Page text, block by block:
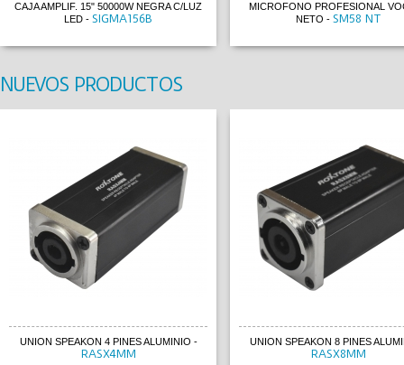
CAJA AMPLIF. 15" 50000W NEGRA C/LUZ
LED - SIGMA156B
MICROFONO PROFESIONAL
NETO - SM58 NT
NUEVOS PRODUCTOS
UNION SPEAKON 4 PINES ALUMINIO -
RASX4MM
UNION SPEAKON 8 PINES
RASX8MM